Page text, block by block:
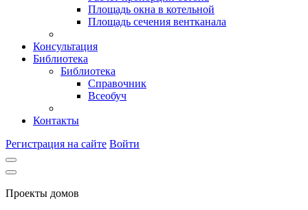
Площадь окна в котельной
Площадь сечения вентканала
Консультация
Библиотека
Библиотека
Справочник
Всеобуч
Контакты
Регистрация на сайте Войти
Проекты домов